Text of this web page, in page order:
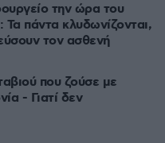
την ώρα του
Τα πάντα κλυδωνίζονται,
τον ασθενή
που ζούσε με
- Γιατί δεν